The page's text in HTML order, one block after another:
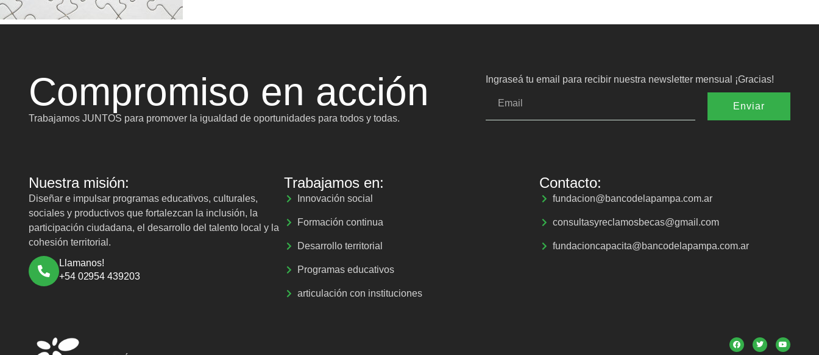
Compromiso en acción
Trabajamos JUNTOS para promover la igualdad de oportunidades para todos y todas.
Ingraseá tu email para recibir nuestra newsletter mensual ¡Gracias!
Enviar
Nuestra misión:
Diseñar e impulsar programas educativos, culturales,
sociales y productivos que fortalezcan la inclusión, la
participación ciudadana, el desarrollo del talento local y la
cohesión territorial.
Llamanos!
+54 02954 439203
Trabajamos en:
Innovación social
Formación continua
Desarrollo territorial
Programas educativos
articulación con instituciones
Contacto:
fundacion@bancodelapampa.com.ar
consultasyreclamosbecas@gmail.com
fundacioncapacita@bancodelapampa.com.ar